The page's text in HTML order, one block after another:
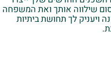
שילווה אותך ואת המשפחה
ויעניק לך תחושת ביתיות